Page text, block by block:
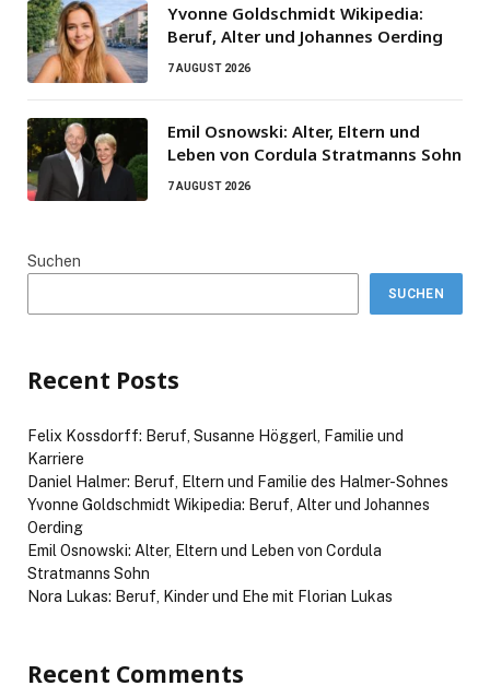
Yvonne Goldschmidt Wikipedia:
Beruf, Alter und Johannes Oerding
7 AUGUST 2026
Emil Osnowski: Alter, Eltern und
Leben von Cordula Stratmanns Sohn
7 AUGUST 2026
Suchen
SUCHEN
Recent Posts
Felix Kossdorff: Beruf, Susanne Höggerl, Familie und
Karriere
Daniel Halmer: Beruf, Eltern und Familie des Halmer-Sohnes
Yvonne Goldschmidt Wikipedia: Beruf, Alter und Johannes
Oerding
Emil Osnowski: Alter, Eltern und Leben von Cordula
Stratmanns Sohn
Nora Lukas: Beruf, Kinder und Ehe mit Florian Lukas
Recent Comments